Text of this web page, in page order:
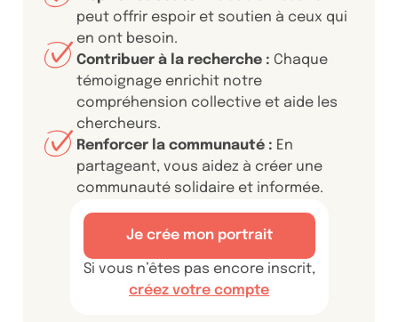
peut offrir espoir et soutien à ceux qui
en ont besoin.
Contribuer à la recherche : Chaque
témoignage enrichit notre
compréhension collective et aide les
chercheurs.
Renforcer la communauté : En
partageant, vous aidez à créer une
communauté solidaire et informée.
Je crée mon portrait
Si vous n’êtes pas encore inscrit,
créez votre compte